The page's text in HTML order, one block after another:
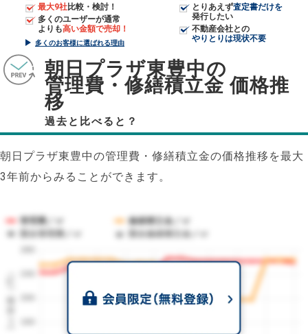
最大9社比較・検討！
多くのユーザーが通常
よりも高い金額で売却！
多くのお客様に選ばれる理由
とりあえず査定書だけを
発行したい
不動産会社との
やりとりは現状不要
朝日プラザ東豊中の
管理費・修繕積立金 価格推
移
過去と比べると？
朝日プラザ東豊中の管理費・修繕積立金の価格推移を最大
3年前からみることができます。
1㎡単価（円）
管理費／㎡
修繕積立金／㎡
競合管理費／㎡
競合修繕積立金／㎡